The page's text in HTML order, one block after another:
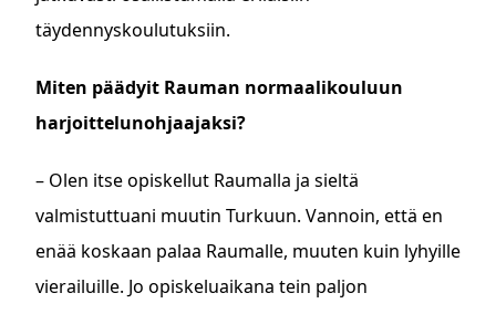
täydennyskoulutuksiin.
Miten päädyit Rauman normaalikouluun
harjoittelunohjaajaksi?
– Olen itse opiskellut Raumalla ja sieltä
valmistuttuani muutin Turkuun. Vannoin, että en
enää koskaan palaa Raumalle, muuten kuin lyhyille
vierailuille. Jo opiskeluaikana tein paljon